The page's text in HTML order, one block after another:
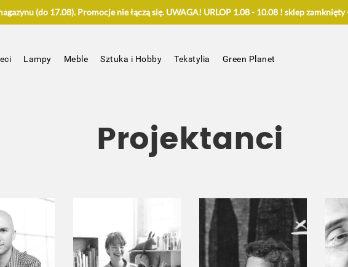
(do 17.08). Promocje nie łączą się. UWAGA! URLOP 1.08 - 10.08 ! sklep zamknięty
Lampy Meble Sztuka i Hobby Tekstylia Green Planet
Projektanci